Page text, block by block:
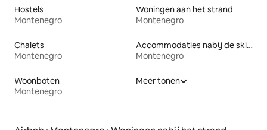
Hostels
Montenegro
Woningen aan het strand
Montenegro
Chalets
Montenegro
Accommodaties nabij de skipiste
Montenegro
Woonboten
Montenegro
Meer tonen